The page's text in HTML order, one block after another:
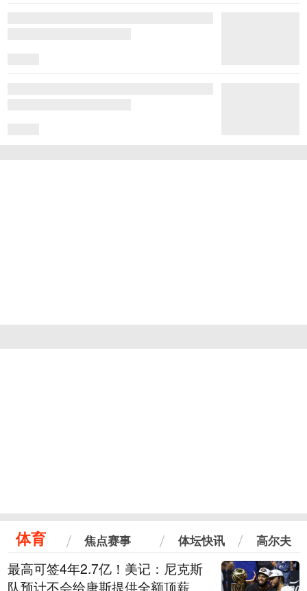
体育 焦点赛事 体坛快讯 高尔夫
最高可签4年2.7亿！美记：尼克斯
队预计不会给唐斯提供全额顶薪